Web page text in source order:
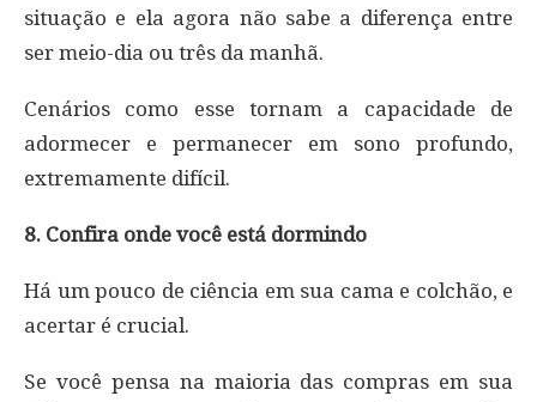
situação e ela agora não sabe a diferença entre
ser meio-dia ou três da manhã.
Cenários como esse tornam a capacidade de
adormecer e permanecer em sono profundo,
extremamente difícil.
8. Confira onde você está dormindo
Há um pouco de ciência em sua cama e colchão, e
acertar é crucial.
Se você pensa na maioria das compras em sua